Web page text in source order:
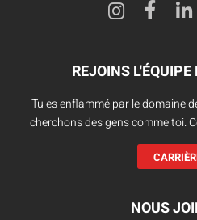
REJOINS L'ÉQUIPE
Tu es enflammé par le domaine
cherchons des gens comme toi.
NOUS